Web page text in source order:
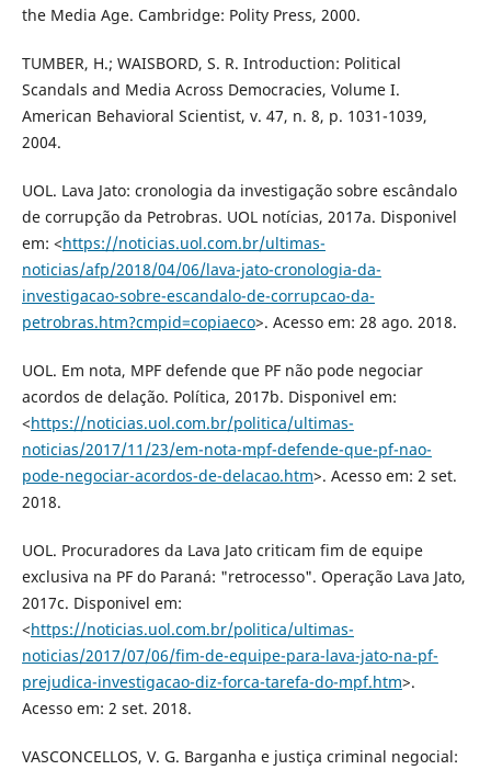
the Media Age. Cambridge: Polity Press, 2000.
TUMBER, H.; WAISBORD, S. R. Introduction: Political
Scandals and Media Across Democracies, Volume I.
American Behavioral Scientist, v. 47, n. 8, p. 1031-1039,
2004.
UOL. Lava Jato: cronologia da investigação sobre escândalo
de corrupção da Petrobras. UOL notícias, 2017a. Disponivel
em: <https://noticias.uol.com.br/ultimas-
noticias/afp/2018/04/06/lava-jato-cronologia-da-
investigacao-sobre-escandalo-de-corrupcao-da-
petrobras.htm?cmpid=copiaeco>. Acesso em: 28 ago. 2018.
UOL. Em nota, MPF defende que PF não pode negociar
acordos de delação. Política, 2017b. Disponivel em:
<https://noticias.uol.com.br/politica/ultimas-
noticias/2017/11/23/em-nota-mpf-defende-que-pf-nao-
pode-negociar-acordos-de-delacao.htm>. Acesso em: 2 set.
2018.
UOL. Procuradores da Lava Jato criticam fim de equipe
exclusiva na PF do Paraná: "retrocesso". Operação Lava Jato,
2017c. Disponivel em:
<https://noticias.uol.com.br/politica/ultimas-
noticias/2017/07/06/fim-de-equipe-para-lava-jato-na-pf-
prejudica-investigacao-diz-forca-tarefa-do-mpf.htm>.
Acesso em: 2 set. 2018.
VASCONCELLOS, V. G. Barganha e justiça criminal negocial: